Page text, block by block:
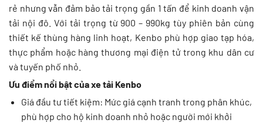
rẻ nhưng vẫn đảm bảo tải trọng gần 1 tấn để kinh doanh vận
tải nội đô. Với tải trọng từ 900 – 990kg tùy phiên bản cùng
thiết kế thùng hàng linh hoạt, Kenbo phù hợp giao tạp hóa,
thực phẩm hoặc hàng thương mại điện tử trong khu dân cư
và tuyến phố nhỏ.
Ưu điểm nổi bật của xe tải Kenbo
Giá đầu tư tiết kiệm: Mức giá cạnh tranh trong phân khúc,
phù hợp cho hộ kinh doanh nhỏ hoặc người mới khởi